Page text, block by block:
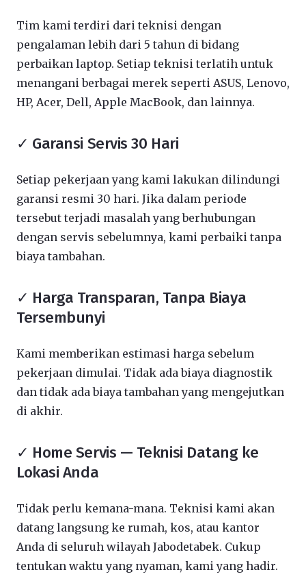
Tim kami terdiri dari teknisi dengan
pengalaman lebih dari 5 tahun di bidang
perbaikan laptop. Setiap teknisi terlatih untuk
menangani berbagai merek seperti ASUS, Lenovo,
HP, Acer, Dell, Apple MacBook, dan lainnya.
✓ Garansi Servis 30 Hari
Setiap pekerjaan yang kami lakukan dilindungi
garansi resmi 30 hari. Jika dalam periode
tersebut terjadi masalah yang berhubungan
dengan servis sebelumnya, kami perbaiki tanpa
biaya tambahan.
✓ Harga Transparan, Tanpa Biaya
Tersembunyi
Kami memberikan estimasi harga sebelum
pekerjaan dimulai. Tidak ada biaya diagnostik
dan tidak ada biaya tambahan yang mengejutkan
di akhir.
✓ Home Servis — Teknisi Datang ke
Lokasi Anda
Tidak perlu kemana-mana. Teknisi kami akan
datang langsung ke rumah, kos, atau kantor
Anda di seluruh wilayah Jabodetabek. Cukup
tentukan waktu yang nyaman, kami yang hadir.